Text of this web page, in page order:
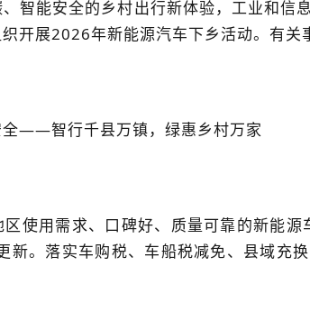
智能安全的乡村出行新体验，工业和信
开展2026年新能源汽车下乡活动。有关
全——智行千县万镇，绿惠乡村万家
区使用需求、口碑好、质量可靠的新能
新。落实车购税、车船税减免、县域充